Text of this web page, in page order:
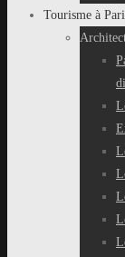
Tourisme à